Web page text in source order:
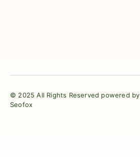
© 2025 All Rights Reserved powered by
Seofox